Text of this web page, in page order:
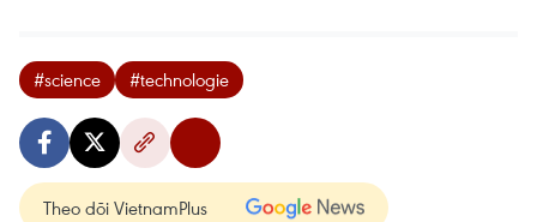
#science #technologie
Theo dõi VietnamPlus